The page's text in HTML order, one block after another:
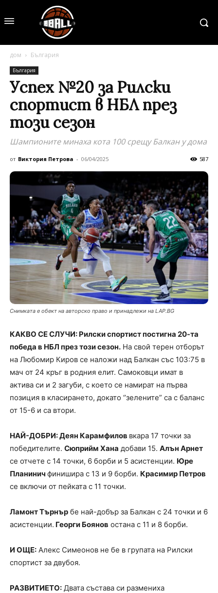
дом България
България
Успех №20 за Рилски
спортист в НБЛ през
този сезон
Шампионите минаха кота 100 срещу Балкан у дома
от Виктория Петрова - 06/04/2025 587
Снимката е обект на авторско право и принадлежи на LAP.BG
КАКВО СЕ СЛУЧИ: Рилски спортист постигна 20-та
победа в НБЛ през този сезон. На свой терен отборът
на Любомир Киров се наложи над Балкан със 103:75 в
мач от 24 кръг в родния елит. Самоковци имат в
актива си и 2 загуби, с което се намират на първа
позиция в класирането, докато ‘’зелените” са с баланс
от 15-6 и са втори.
НАЙ-ДОБРИ: Деян Карамфилов вкара 17 точки за
победителите. Сюприйм Хана добави 15. Алън Арнет
се отчете с 14 точки, 6 борби и 5 асистенции. Юре
Планинич финишира с 13 и 9 борби. Красимир Петров
се включи от пейката с 11 точки.
Ламонт Търнър бе най-добър за Балкан с 24 точки и 6
асистенции. Георги Боянов остана с 11 и 8 борби.
И ОЩЕ: Алекс Симеонов не бе в групата на Рилски
спортист за двубоя.
РАЗВИТИЕТО: Двата състава си размениха